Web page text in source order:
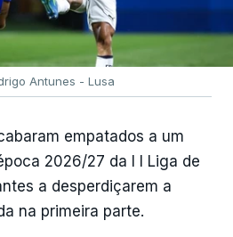
Antunes - Lusa
empatados a um
2026/27 da I I Liga de
a desperdiçarem a
na primeira parte.